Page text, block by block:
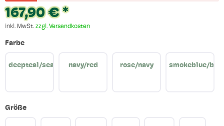
167,90 € *
inkl. MwSt. zzgl. Versandkosten
Farbe
deepteal/seaport navy/red rose/navy smokeblue/
Größe